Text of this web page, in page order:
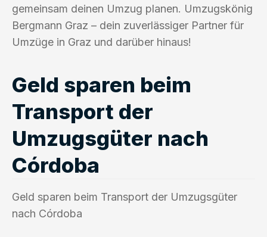
gemeinsam deinen Umzug planen. Umzugskönig
Bergmann Graz – dein zuverlässiger Partner für
Umzüge in Graz und darüber hinaus!
Geld sparen beim
Transport der
Umzugsgüter nach
Córdoba
Geld sparen beim Transport der Umzugsgüter
nach Córdoba